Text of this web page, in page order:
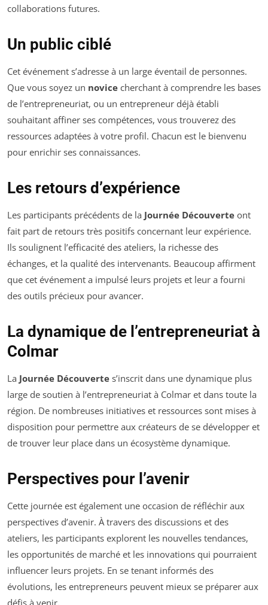
collaborations futures.
Un public ciblé
Cet événement s’adresse à un large éventail de personnes.
Que vous soyez un novice cherchant à comprendre les bases
de l’entrepreneuriat, ou un entrepreneur déjà établi
souhaitant affiner ses compétences, vous trouverez des
ressources adaptées à votre profil. Chacun est le bienvenu
pour enrichir ses connaissances.
Les retours d’expérience
Les participants précédents de la Journée Découverte ont
fait part de retours très positifs concernant leur expérience.
Ils soulignent l’efficacité des ateliers, la richesse des
échanges, et la qualité des intervenants. Beaucoup affirment
que cet événement a impulsé leurs projets et leur a fourni
des outils précieux pour avancer.
La dynamique de l’entrepreneuriat à
Colmar
La Journée Découverte s’inscrit dans une dynamique plus
large de soutien à l’entrepreneuriat à Colmar et dans toute la
région. De nombreuses initiatives et ressources sont mises à
disposition pour permettre aux créateurs de se développer et
de trouver leur place dans un écosystème dynamique.
Perspectives pour l’avenir
Cette journée est également une occasion de réfléchir aux
perspectives d’avenir. À travers des discussions et des
ateliers, les participants explorent les nouvelles tendances,
les opportunités de marché et les innovations qui pourraient
influencer leurs projets. En se tenant informés des
évolutions, les entrepreneurs peuvent mieux se préparer aux